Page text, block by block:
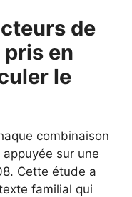
de
en
le
combinaison
appuyée sur une
Cette étude a
familial qui